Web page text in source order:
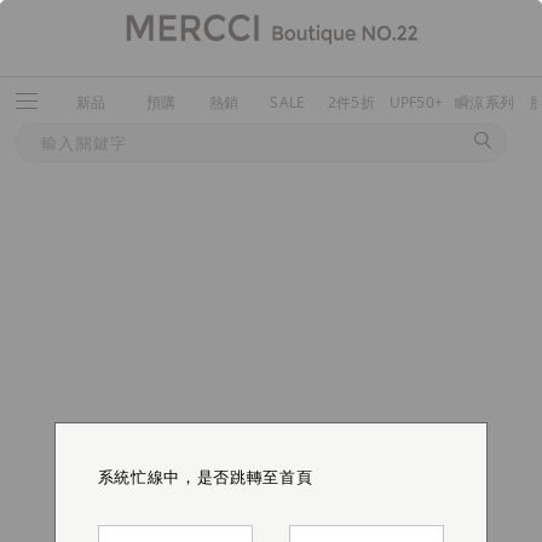
新品 預購 熱銷 SALE 2件5折 UPF50+ 瞬涼系列
系統忙線中，是否跳轉至首頁
系統忙線中，是否跳轉至首頁
系統忙線中，是否跳轉至首頁
系統忙線中，是否跳轉至首頁
系統忙線中，是否跳轉至首頁